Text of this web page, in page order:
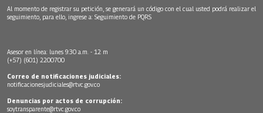
Al momento de registrar su petición, se generará un código con el cual usted podrá realizar el
seguimiento, para ello, ingrese a: Seguimiento de PQRS
Asesor en línea: lunes 9:30 a.m. - 12 m
(+57) (601) 2200700
Correo de notificaciones judiciales:
notificacionesjudiciales@rtvc.gov.co
Denuncias por actos de corrupción:
soytransparente@rtvc.gov.co